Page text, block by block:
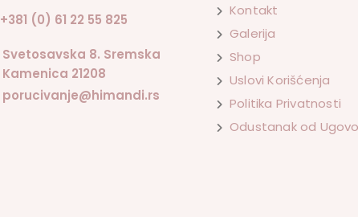
+381 (0) 61 22 55 825
Svetosavska 8. Sremska
Kamenica 21208
porucivanje@himandi.rs
Kontakt
Galerija
Shop
Uslovi Korišćenja
Politika Privatnosti
Odustanak od